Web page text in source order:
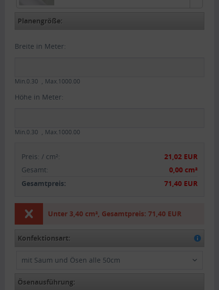
Planengröße:
Breite in Meter:
Min.0.30 Max.1000.00
Höhe in Meter:
Min.0.30 Max.1000.00
Preis: / cm²:
21,02 EUR
Gesamt:
0,00 cm²
Gesamtpreis:
71,40 EUR
Unter3,40 cm², Gesamtpreis: 71,40 EUR
Konfektionsart:
mit Saum und Ösen alle 50cm
Ösenausführung: